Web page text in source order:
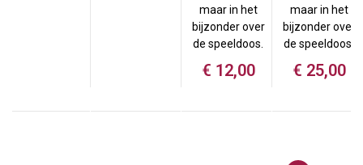
maar in het
bijzonder over
de speeldoos.
€ 12,00
maar in het
bijzonder over
de speeldoos.
€ 25,00